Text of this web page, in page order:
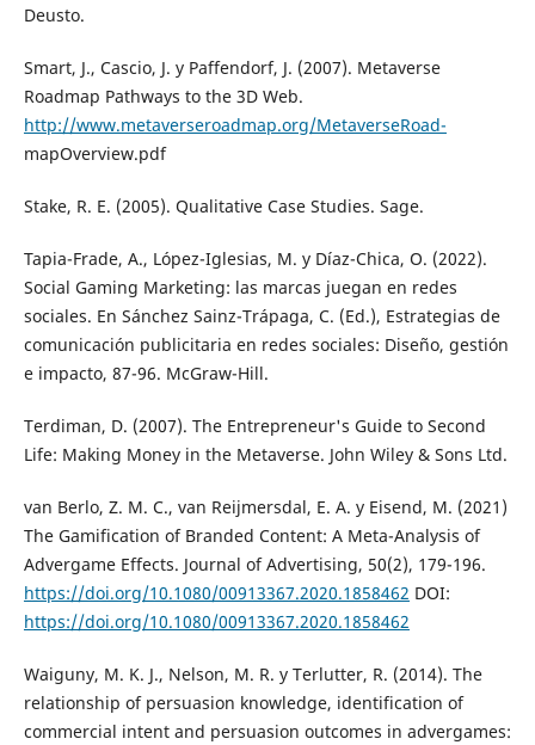
Deusto.
Smart, J., Cascio, J. y Paffendorf, J. (2007). Metaverse
Roadmap Pathways to the 3D Web.
http://www.metaverseroadmap.org/MetaverseRoad-
mapOverview.pdf
Stake, R. E. (2005). Qualitative Case Studies. Sage.
Tapia-Frade, A., López-Iglesias, M. y Díaz-Chica, O. (2022).
Social Gaming Marketing: las marcas juegan en redes
sociales. En Sánchez Sainz-Trápaga, C. (Ed.), Estrategias de
comunicación publicitaria en redes sociales: Diseño, gestión
e impacto, 87-96. McGraw-Hill.
Terdiman, D. (2007). The Entrepreneur's Guide to Second
Life: Making Money in the Metaverse. John Wiley & Sons Ltd.
van Berlo, Z. M. C., van Reijmersdal, E. A. y Eisend, M. (2021)
The Gamification of Branded Content: A Meta-Analysis of
Advergame Effects. Journal of Advertising, 50(2), 179-196.
https://doi.org/10.1080/00913367.2020.1858462 DOI:
https://doi.org/10.1080/00913367.2020.1858462
Waiguny, M. K. J., Nelson, M. R. y Terlutter, R. (2014). The
relationship of persuasion knowledge, identification of
commercial intent and persuasion outcomes in advergames: